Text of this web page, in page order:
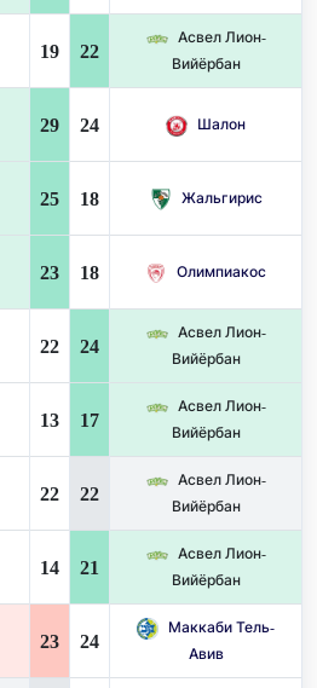
19 22
Асвел Лион-
Вийёрбан
29 24 Шалон
25 18 Жальгирис
23 18 Олимпиакос
22 24
Асвел Лион-
Вийёрбан
13 17
Асвел Лион-
Вийёрбан
22 22
Асвел Лион-
Вийёрбан
14 21
Асвел Лион-
Вийёрбан
23 24
Маккаби Тель-
Авив